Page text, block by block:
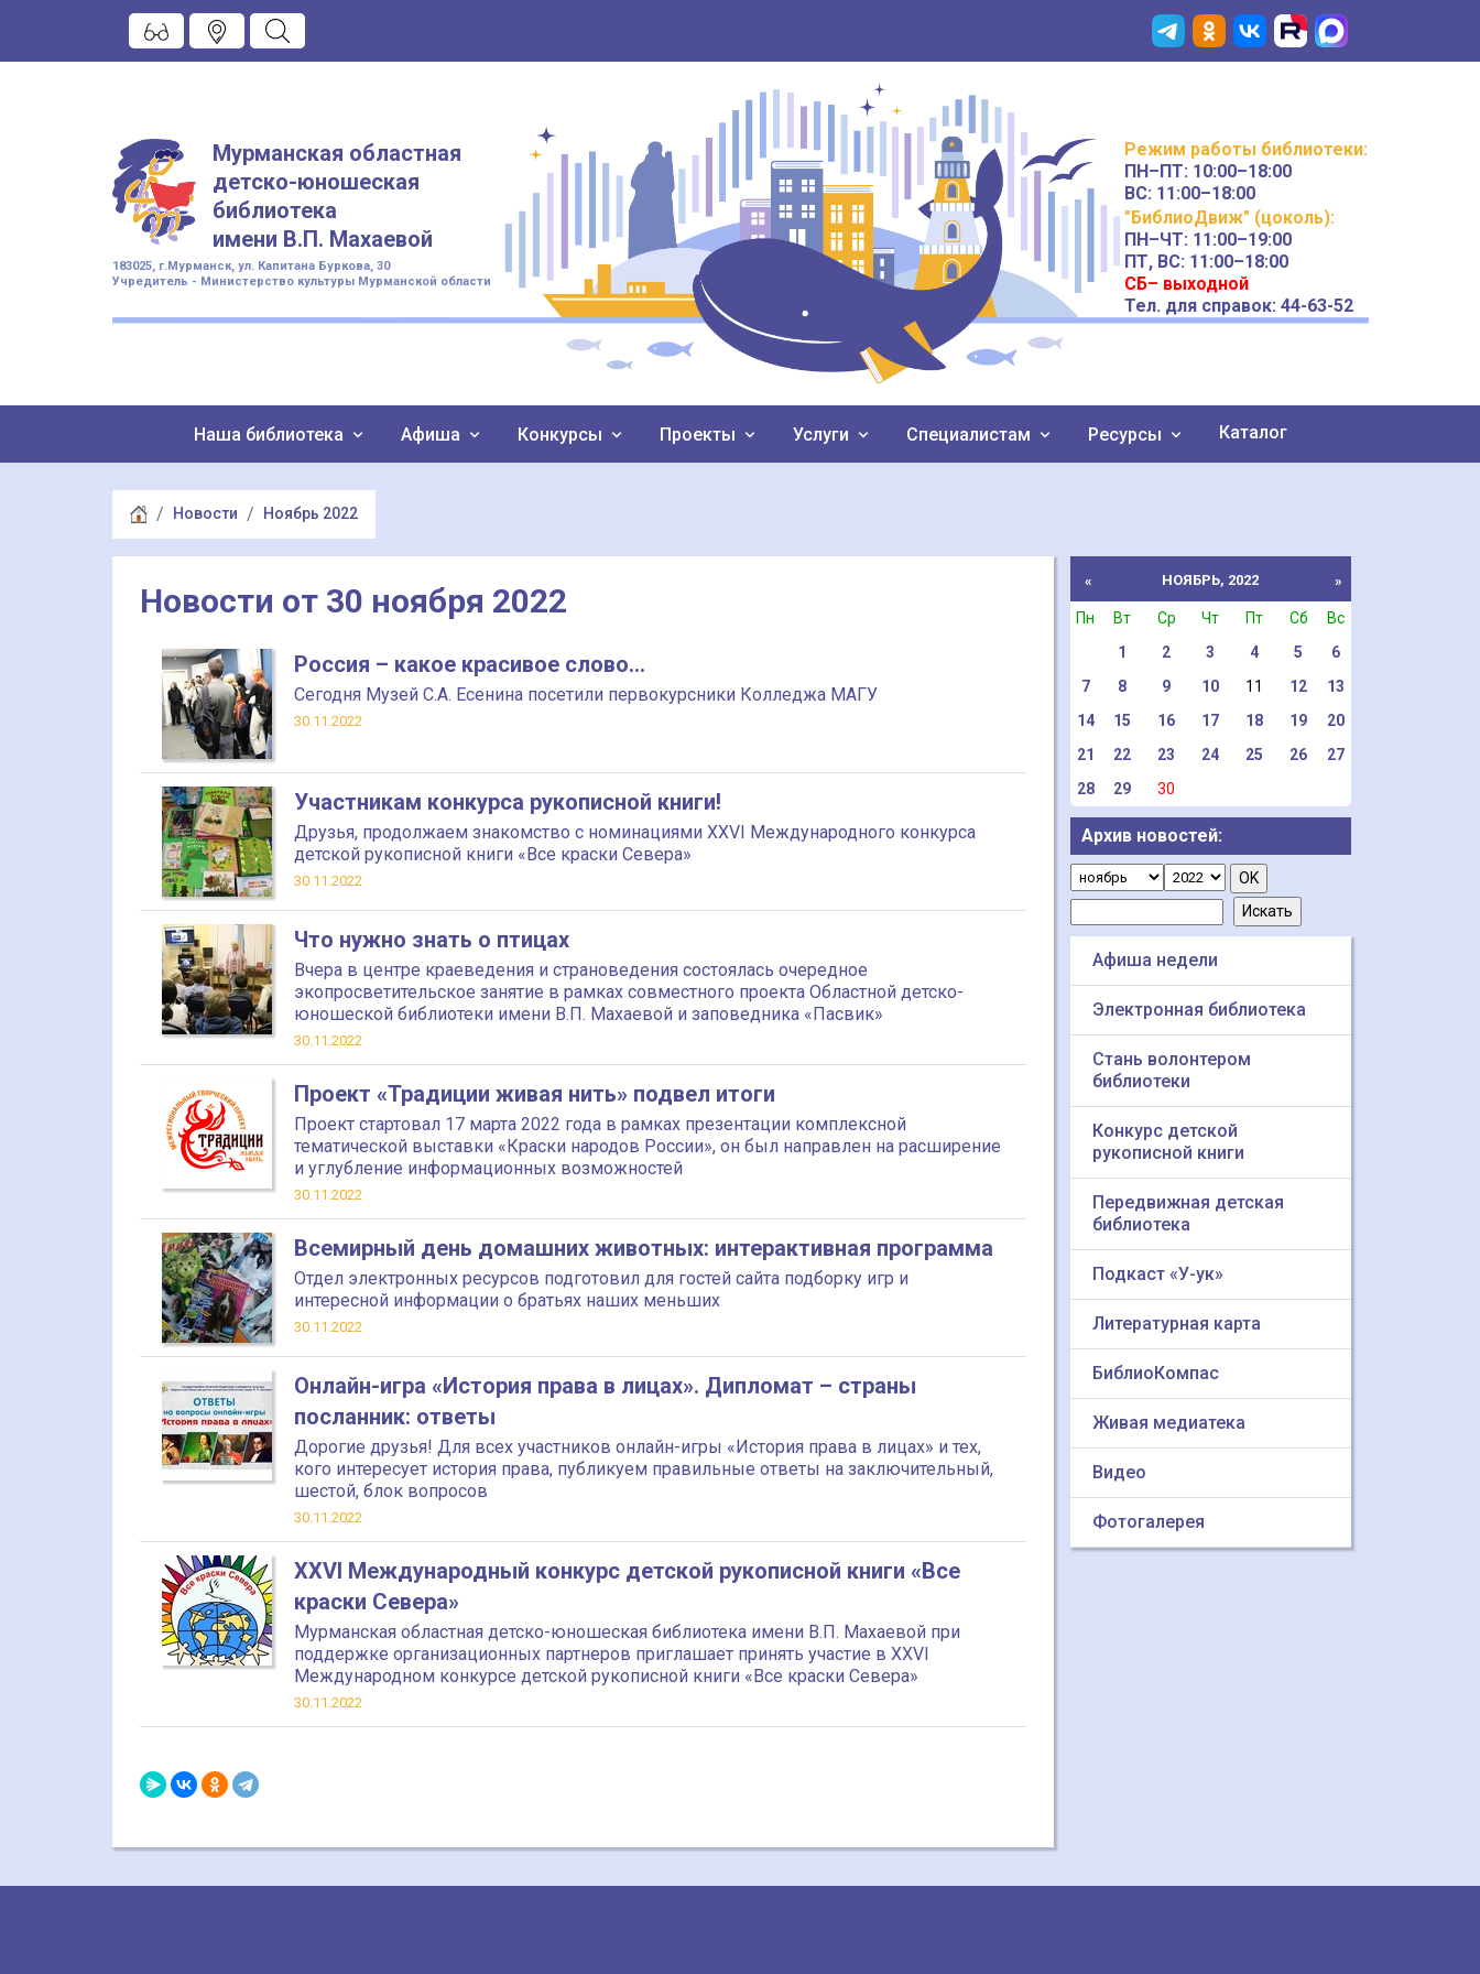
Мурманская областная
детско-юношеская
библиотека
имени В.П. Махаевой
183025, г.Мурманск, ул. Капитана Буркова, 30
Учредитель - Министерство культуры Мурманской области
Режим работы библиотеки:
ПН–ПТ: 10:00–18:00
ВС: 11:00–18:00
"БиблиоДвиж" (цоколь):
ПН–ЧТ: 11:00–19:00
ПТ, ВС: 11:00–18:00
СБ– выходной
Тел. для справок: 44-63-52
Наша библиотека Афиша Конкурсы Проекты Услуги Специалистам Ресурсы Каталог
Новости Ноябрь 2022
Новости от 30 ноября 2022
Россия – какое красивое слово…
Сегодня Музей С.А. Есенина посетили первокурсники Колледжа МАГУ
30.11.2022
Участникам конкурса рукописной книги!
Друзья, продолжаем знакомство с номинациями XXVI Международного конкурса
детской рукописной книги «Все краски Севера»
30.11.2022
Что нужно знать о птицах
Вчера в центре краеведения и страноведения состоялась очередное
экопросветительское занятие в рамках совместного проекта Областной детско-
юношеской библиотеки имени В.П. Махаевой и заповедника «Пасвик»
30.11.2022
Проект «Традиции живая нить» подвел итоги
Проект стартовал 17 марта 2022 года в рамках презентации комплексной
тематической выставки «Краски народов России», он был направлен на расширение
и углубление информационных возможностей
30.11.2022
Всемирный день домашних животных: интерактивная программа
Отдел электронных ресурсов подготовил для гостей сайта подборку игр и
интересной информации о братьях наших меньших
30.11.2022
Онлайн-игра «История права в лицах». Дипломат – страны
посланник: ответы
Дорогие друзья! Для всех участников онлайн-игры «История права в лицах» и тех,
кого интересует история права, публикуем правильные ответы на заключительный,
шестой, блок вопросов
30.11.2022
XXVI Международный конкурс детской рукописной книги «Все
краски Севера»
Мурманская областная детско-юношеская библиотека имени В.П. Махаевой при
поддержке организационных партнеров приглашает принять участие в XXVI
Международном конкурсе детской рукописной книги «Все краски Севера»
30.11.2022
« НОЯБРЬ, 2022 »
Пн Вт Ср Чт Пт Сб
Вс
1
2 3 4 5
6
7
8 9 10 11 12
13
14
15 16 17 18 19
20
21
22 23 24 25 26
27
28
29 30
Архив новостей:
Афиша недели
Электронная библиотека
Стань волонтером
библиотеки
Конкурс детской
рукописной книги
Передвижная детская
библиотека
Подкаст «У-ук»
Литературная карта
БиблиоКомпас
Живая медиатека
Видео
Фотогалерея